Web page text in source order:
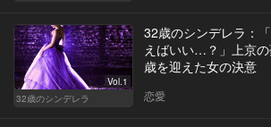
Vol.1
32歳のシンデレラ
32歳のシンデレラ：
えばいい…？」上京
歳を迎えた女の決意
恋愛